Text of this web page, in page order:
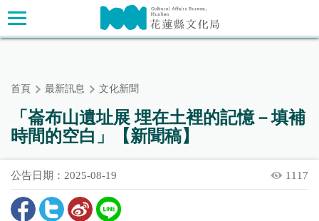
跳
到
主
主要內容區塊
首頁 最新訊息 文化新聞
「崙布山遺址展 埋在土裡的記憶－填補
時間的空白」【新聞稿】
公告日期：2025-08-19 1117